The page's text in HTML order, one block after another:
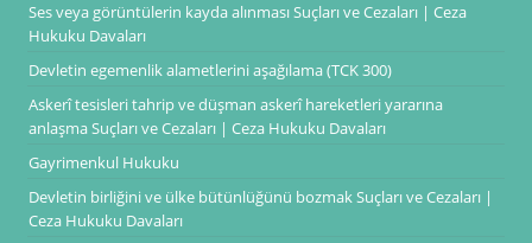
Ses veya görüntülerin kayda alınması Suçları ve Cezaları | Ceza
Hukuku Davaları
Devletin egemenlik alametlerini aşağılama (TCK 300)
Askerî tesisleri tahrip ve düşman askerî hareketleri yararına
anlaşma Suçları ve Cezaları | Ceza Hukuku Davaları
Gayrimenkul Hukuku
Devletin birliğini ve ülke bütünlüğünü bozmak Suçları ve Cezaları |
Ceza Hukuku Davaları